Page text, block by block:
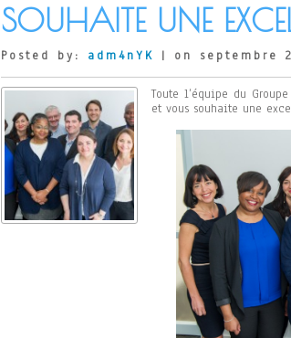
SOUHAITE UNE
Posted by: adm4nYK | on septembre
Toute l’équipe du
et vous souhaite une